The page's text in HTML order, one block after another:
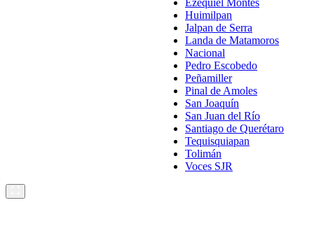
Huimilpan
Jalpan de Serra
Landa de Matamoros
Nacional
Pedro Escobedo
Peñamiller
Pinal de Amoles
San Joaquín
San Juan del Río
Santiago de Querétaro
Tequisquiapan
Tolimán
Voces SJR